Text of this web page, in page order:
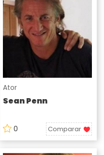
Ator
Sean Penn
0 Comparar